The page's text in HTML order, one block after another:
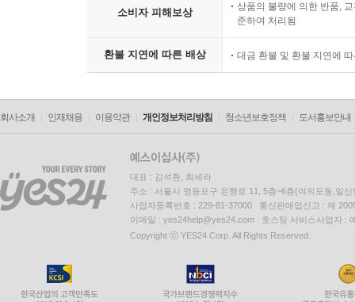
소비자 피해보상
상품의 불량에 의한 반품,
준하여 처리됨
환불 지연에 따른 배상 대금 환불 및 환불 지연에
회사소개 인재채용 이용약관 개인정보처리방침 청소년보호정책 도서홍보안내
대표 : 김석환, 최세라
주소 : 서울시 영등포구 은행로 11, 5층~6층(여의도동,일신
사업자등록번호 : 229-81-37000 통신판매업신고 : 제
이메일 : yes24help@yes24.com 호스팅 서비스사업자 :
Copyright ⓒ YES24 Corp. All Rights Reserved.